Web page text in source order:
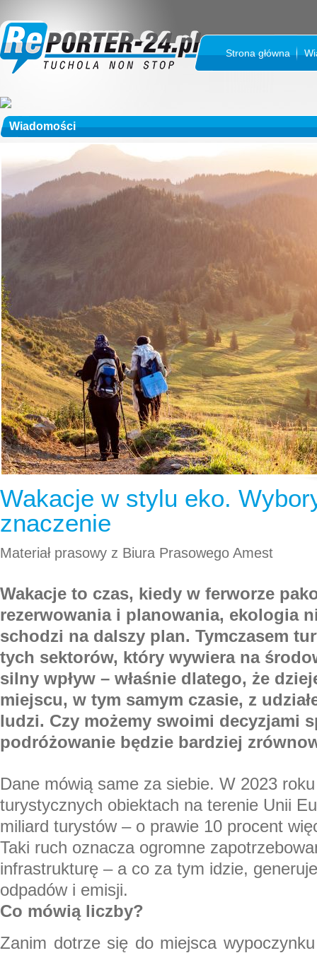
Strona główna
Wiadomości
Wakacje w stylu eko.
znaczenie
Materiał prasowy z Biura Prasowego Amest
Wakacje to czas, kiedy w ferworze
rezerwowania i planowania, ekologia
schodzi na dalszy plan. Tymczasem
tych sektorów, który wywiera na
silny wpływ – właśnie dlatego, że
miejscu, w tym samym czasie, z
ludzi. Czy możemy swoimi decyzjami
podróżowanie będzie bardziej
Dane mówią same za siebie. W 2023
turystycznych obiektach na terenie Unii
miliard turystów – o prawie 10 procent
Taki ruch oznacza ogromne
infrastrukturę – a co za tym idzie,
odpadów i emisji.
Co mówią liczby?
Zanim dotrze się do miejsca